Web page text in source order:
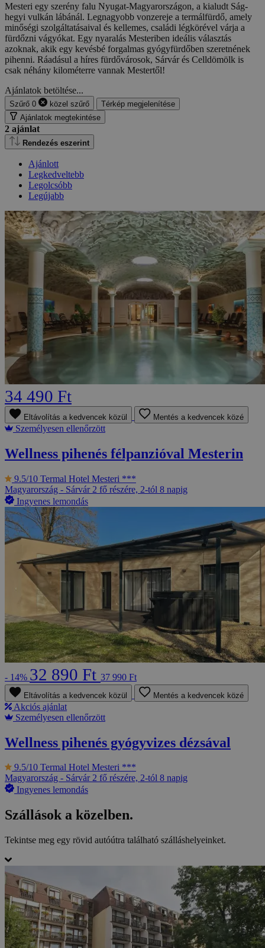
Mesteri egy szerény falu Nyugat-Magyarországon, a kialudt Ság-
hegyi vulkán lábánál. Legnagyobb vonzereje a termálfürdő, amely
minőségi szolgáltatásaival és kellemes, családi légkörével várja a
fürdőzni vágyókat. Egy nyaralás Mesteriben ideális választás
azoknak, akik egy kevésbé forgalmas gyógyfürdőben szeretnének
pihenni. Ráadásul a híres fürdővárosok, Sárvár és Celldömölk is
csak néhány kilométerre vannak Mestertől!
Ajánlatok betöltése...
Szűrő 0 közel szűrő
Térkép megjelenítése
Ajánlatok megtekintése
2 ajánlat
Rendezés eszerint
Ajánlott
Legkedveltebb
Legolcsóbb
Legújabb
34 490 Ft
Eltávolítás a kedvencek közül Mentés a kedvencek közé
Személyesen ellenőrzött
Wellness pihenés félpanzióval Mesterin
9.5/10 Termal Hotel Mesteri ***
Magyarország - Sárvár 2 fő részére, 2-tól 8 napig
Ingyenes lemondás
- 14% 32 890 Ft 37 990 Ft
Eltávolítás a kedvencek közül Mentés a kedvencek közé
Akciós ajánlat
Személyesen ellenőrzött
Wellness pihenés gyógyvizes dézsával
9.5/10 Termal Hotel Mesteri ***
Magyarország - Sárvár2 fő részére, 2-tól 8 napig
Ingyenes lemondás
Szállások a közelben.
Tekintse meg egy rövid autóútra található szálláshelyeinket.